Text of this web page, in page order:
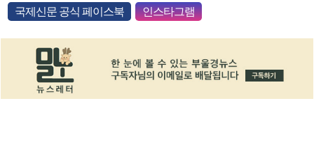
국제신문 공식 페이스북 인스타그램